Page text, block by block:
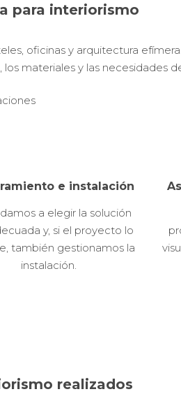
para interiorismo
oficinas y arquitectura efímera.
materiales y las necesidades
e instalación
a elegir la solución
y, si el proyecto lo
también gestionamos la
instalación.
realizados